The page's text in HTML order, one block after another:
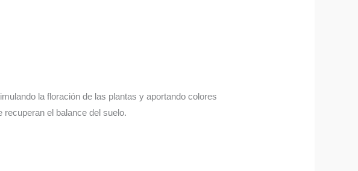
la floración de las plantas y aportando colores
el balance del suelo.